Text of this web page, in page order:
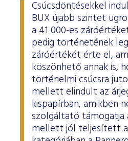
Csúcsdöntésekkel
BUX újabb szintet
a 41 000-es
pedig történetének
záróértékét érte el,
köszönhető annak is,
történelmi csúcsra
mellett elindult az
kispapírban, amikben
szolgáltató támogatja
mellett jól teljesített